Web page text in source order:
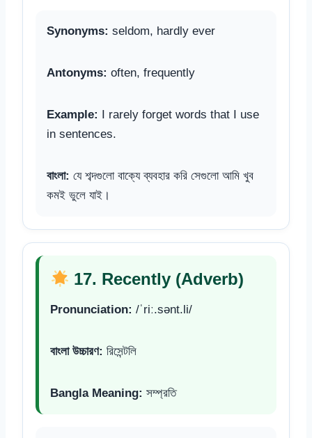
Synonyms: seldom, hardly ever
Antonyms: often, frequently
Example:
I rarely forget words that I use
in sentences.
বাংলা: যে শব্দগুলো বাক্যে ব্যবহার করি সেগুলো আমি খুব
কমই ভুলে যাই।
17. Recently (Adverb)
Pronunciation: /ˈriː.sənt.li/
বাংলা উচ্চারণ: রিসেন্টলি
Bangla Meaning: সম্প্রতি